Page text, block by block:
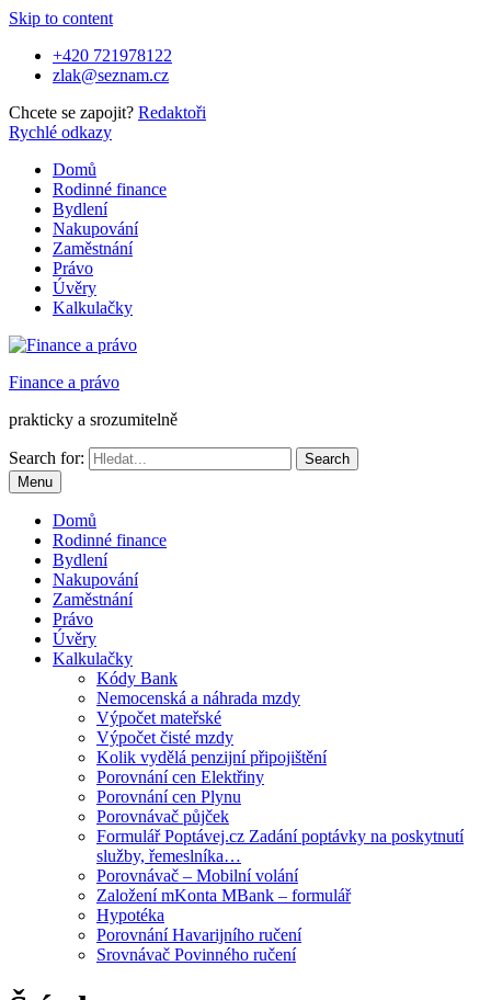
Skip to content
+420 721978122
zlak@seznam.cz
Chcete se zapojit? Redaktoři
Rychlé odkazy
Domů
Rodinné finance
Bydlení
Nakupování
Zaměstnání
Právo
Úvěry
Kalkulačky
Finance a právo
prakticky a srozumitelně
Search for:
Menu
Domů
Rodinné finance
Bydlení
Nakupování
Zaměstnání
Právo
Úvěry
Kalkulačky
Kódy Bank
Nemocenská a náhrada mzdy
Výpočet mateřské
Výpočet čisté mzdy
Kolik vydělá penzijní připojištění
Porovnání cen Elektřiny
Porovnání cen Plynu
Porovnávač půjček
Formulář Poptávej.cz Zadání poptávky na poskytnutí
služby, řemeslníka…
Porovnávač – Mobilní volání
Založení mKonta MBank – formulář
Hypotéka
Porovnání Havarijního ručení
Srovnávač Povinného ručení